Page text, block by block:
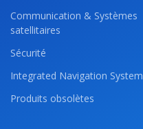
Communication & Systèmes
satellitaires
Sécurité
Integrated Navigation System
Produits obsolètes